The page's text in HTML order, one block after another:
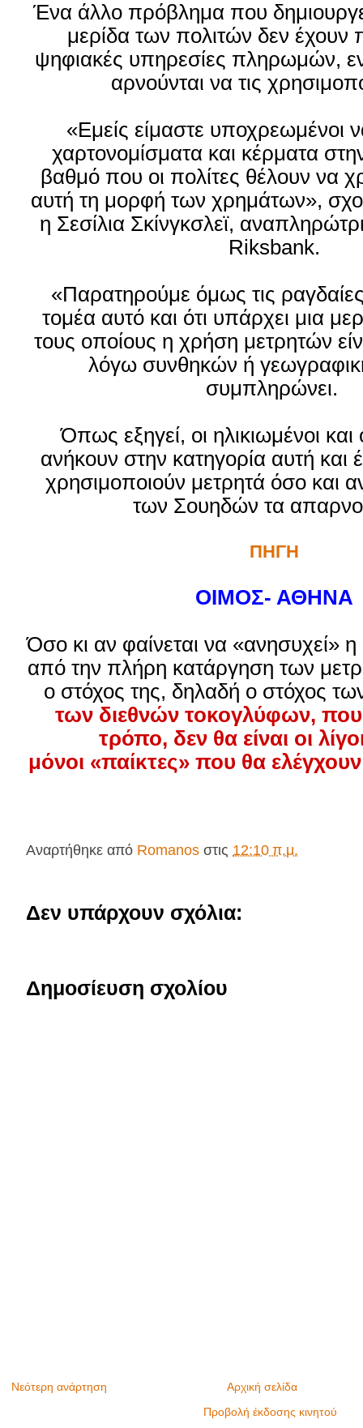
Ένα άλλο πρόβλημα που
μερίδα των πολιτών δεν
ψηφιακές υπηρεσίες πληρωμών,
αρνούνται να τις
«Εμείς είμαστε υποχρεωμένοι
χαρτονομίσματα και κέρματα
βαθμό που οι πολίτες θέλουν να
αυτή τη μορφή των χρημάτων»,
η Σεσίλια Σκίνγκσλεϊ,
Riksbank.
«Παρατηρούμε όμως τις ραγδαίες
τομέα αυτό και ότι υπάρχει μια
τους οποίους η χρήση μετρητών
λόγω συνθηκών ή
συμπληρώνει.
Όπως εξηγεί, οι ηλικιωμένοι
ανήκουν στην κατηγορία αυτή και
χρησιμοποιούν μετρητά όσο και
των Σουηδών τα
ΠΗΓΗ
ΟΙΜΟΣ- ΑΘΗΝΑ
Όσο κι αν φαίνεται να «ανησυχεί» η
από την πλήρη κατάργηση των
ο στόχος της, δηλαδή ο στόχος
των διεθνών τοκογλύφων,
τρόπο, δεν θα είναι οι
μόνοι «παίκτες» που θα
Αναρτήθηκε από Romanos στις 12:10 π.μ.
Δεν υπάρχουν σχόλια:
Δημοσίευση σχολίου
Νεότερη ανάρτηση
Αρχική σελίδα
Προβολή έκδοσης κινητού